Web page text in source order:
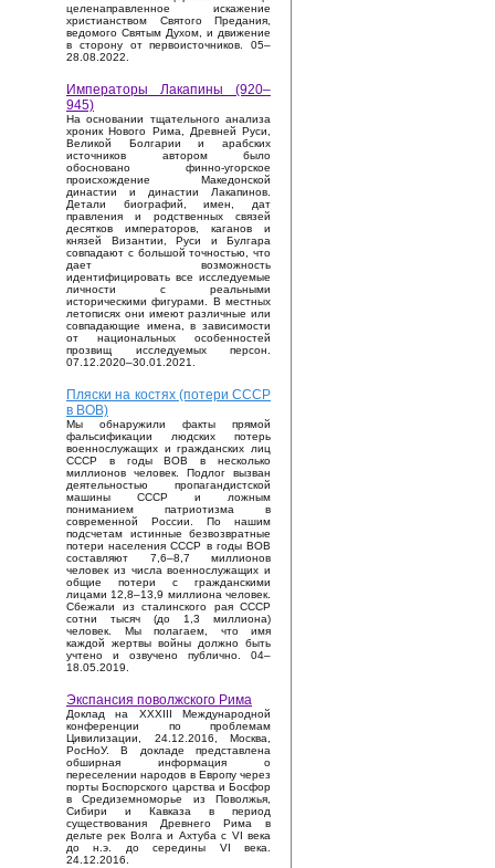
целенаправленное искажение
христианством Святого Предания,
ведомого Святым Духом, и движение
в сторону от первоисточников. 05–
28.08.2022.
Императоры Лакапины (920–
945)
На основании тщательного анализа
хроник Нового Рима, Древней Руси,
Великой Болгарии и арабских
источников автором было
обосновано финно-угорское
происхождение Македонской
династии и династии Лакапинов.
Детали биографий, имен, дат
правления и родственных связей
десятков императоров, каганов и
князей Византии, Руси и Булгара
совпадают с большой точностью, что
дает возможность
идентифицировать все исследуемые
личности с реальными
историческими фигурами. В местных
летописях они имеют различные или
совпадающие имена, в зависимости
от национальных особенностей
прозвищ исследуемых персон.
07.12.2020–30.01.2021.
Пляски на костях (потери СССР
в ВОВ)
Мы обнаружили факты прямой
фальсификации людских потерь
военнослужащих и гражданских лиц
СССР в годы ВОВ в несколько
миллионов человек. Подлог вызван
деятельностью пропагандистской
машины СССР и ложным
пониманием патриотизма в
современной России. По нашим
подсчетам истинные безвозвратные
потери населения СССР в годы ВОВ
составляют 7,6–8,7 миллионов
человек из числа военнослужащих и
общие потери с гражданскими
лицами 12,8–13,9 миллиона человек.
Сбежали из сталинского рая СССР
сотни тысяч (до 1,3 миллиона)
человек. Мы полагаем, что имя
каждой жертвы войны должно быть
учтено и озвучено публично. 04–
18.05.2019.
Экспансия поволжского Рима
Доклад на XXXIII Международной
конференции по проблемам
Цивилизации, 24.12.2016, Москва,
РосНоУ. В докладе представлена
обширная информация о
переселении народов в Европу через
порты Боспорского царства и Босфор
в Средиземноморье из Поволжья,
Сибири и Кавказа в период
существования Древнего Рима в
дельте рек Волга и Ахтуба с VI века
до н.э. до середины VI века.
24.12.2016.